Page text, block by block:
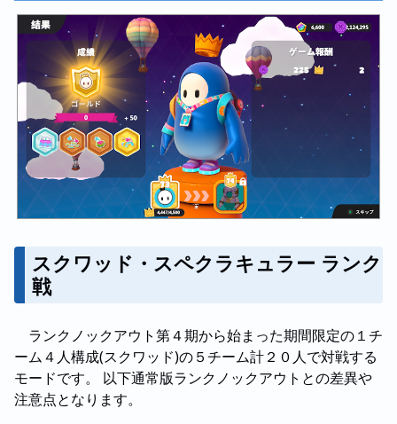
スクワッド・スペクラキュラー ランク
戦
ランクノックアウト第４期から始まった期間限定の１チ
ーム４人構成(スクワッド)の５チーム計２０人で対戦する
モードです。 以下通常版ランクノックアウトとの差異や
注意点となります。